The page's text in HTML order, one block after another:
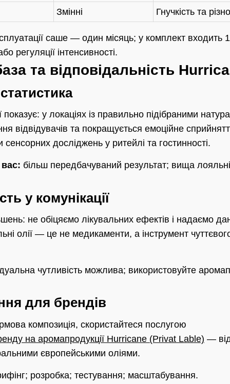
Змінні
Гнучкість та
саше — один місяць; у комплект входить
регуляції інтенсивності.
та відповідальність
показує: у локаціях із правильно підібраними
відвідувачів та покращується емоційне
досліджень у ритейлі та гостинності.
більш передбачуваний результат; вища
у комунікації
не обіцяємо лікувальних ефектів і надаємо
олії — це не медикаменти, а інструмент
чутливість можлива; використовуйте
для брендів
композиція, скористайтеся послугою
на аромапродукції Hurricane (Privat Lable) —
європейськими оліями.
розробка; тестування; масштабування.